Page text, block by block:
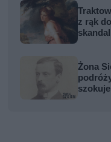
z rąk
Żona
szokuje